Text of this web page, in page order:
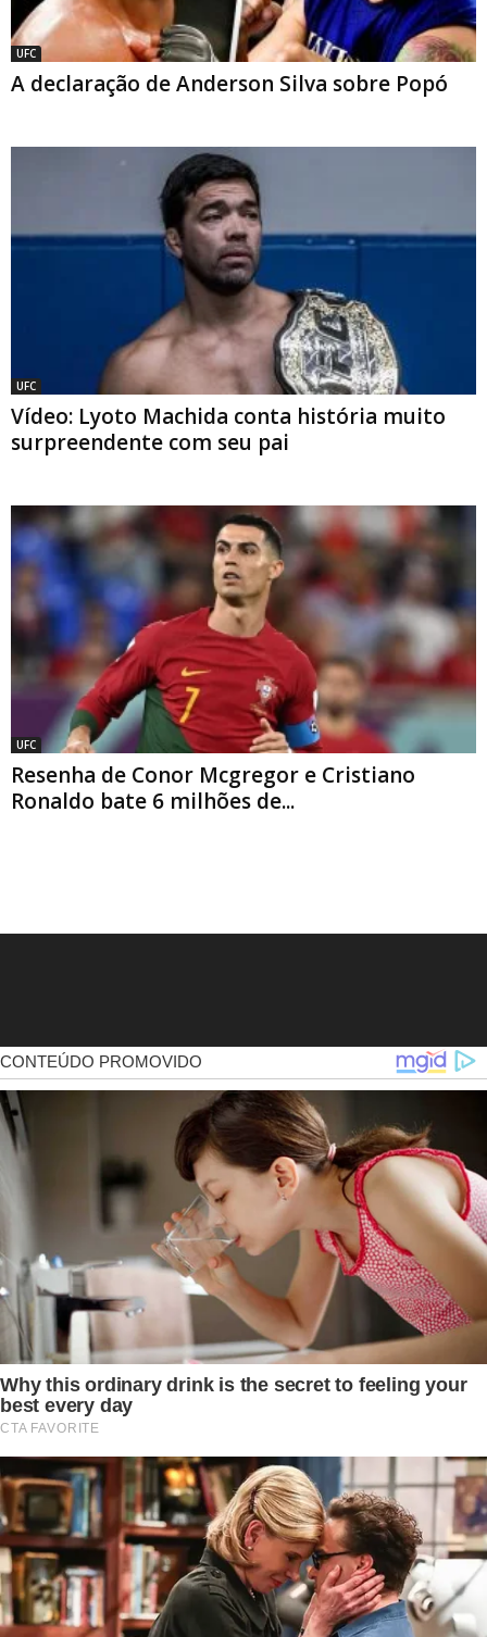
UFC
A declaração de Anderson Silva sobre Popó
UFC
Vídeo: Lyoto Machida conta história muito
surpreendente com seu pai
UFC
Resenha de Conor Mcgregor e Cristiano
Ronaldo bate 6 milhões de...